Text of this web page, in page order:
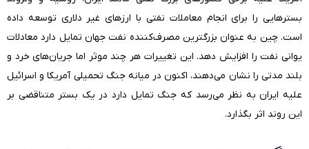
بستر‌هایی را برای انجام معاملات نفتی با ارزهای غیر دلاری توسعه داده
است. چین به عنوان بزرگترین مصرف‌کننده نفت جهان تمایل دارد معادلات
یوانی نفت را افزایش دهد. این تغییرات هر چند موثر اما جریان‌های خرد و
بلند مدتی را نشان می‌دهند، اکنون در میانه جنگ تحمیلی آمریکا و اسرائیل
علیه ایران به نظر می‌رسد که جنگ تمایل دارد در یک بستر متناقضی بر
این روند اثر بگذارد.